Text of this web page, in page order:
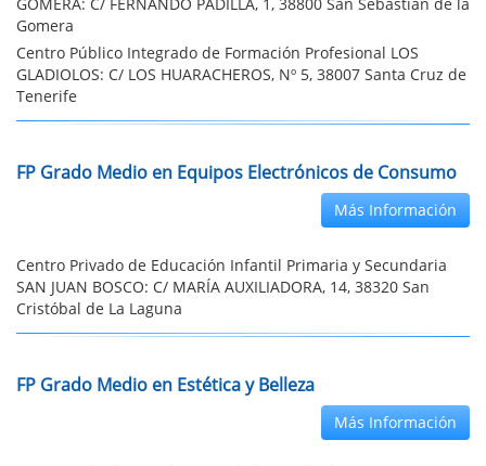
Gomera
Centro Público Integrado de Formación Profesional LOS
GLADIOLOS: C/ LOS HUARACHEROS, Nº 5, 38007 Santa Cruz de
Tenerife
FP Grado Medio en Equipos Electrónicos de Consumo
Más Información
Centro Privado de Educación Infantil Primaria y Secundaria
SAN JUAN BOSCO: C/ MARÍA AUXILIADORA, 14, 38320 San
Cristóbal de La Laguna
FP Grado Medio en Estética y Belleza
Más Información